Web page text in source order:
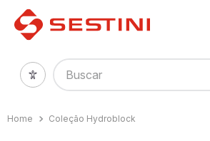
Buscar
Coleção Hydroblock